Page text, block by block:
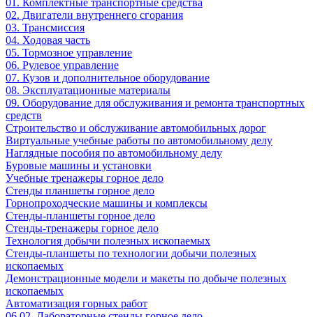
01. Комплектные транспортные средства
02. Двигатели внутреннего сгорания
03. Трансмиссия
04. Ходовая часть
05. Тормозное управление
06. Рулевое управление
07. Кузов и дополнительное оборудование
08. Эксплуатационные материалы
09. Оборудование для обслуживания и ремонта транспортных
средств
Строительство и обслуживание автомобильных дорог
Виртуальные учебные работы по автомобильному делу
Наглядные пособия по автомобильному делу
Буровые машины и установки
Учебные тренажеры горное дело
Стенды планшеты горное дело
Горнопроходческие машины и комплексы
Стенды-планшеты горное дело
Стенды-тренажеры горное дело
Технология добычи полезных ископаемых
Стенды-планшеты по технологии добычи полезных
ископаемых
Демонстрационные модели и макеты по добыче полезных
ископаемых
Автоматизация горных работ